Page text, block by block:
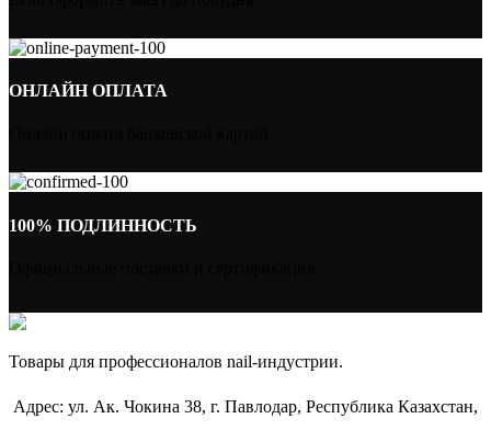
ОНЛАЙН ОПЛАТА
100% ПОДЛИННОСТЬ
Товары для профессионалов nail-индустрии.
Адрес: ул. Ак. Чокина 38, г. Павлодар, Республика Казахстан,